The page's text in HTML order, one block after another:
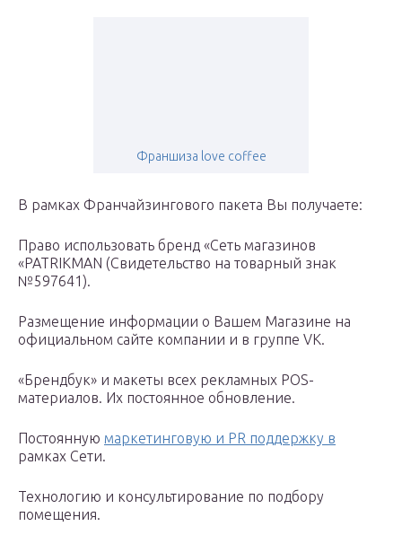
Франшиза love coffee
В рамках Франчайзингового пакета Вы получаете:
Право использовать бренд «Сеть магазинов
«PATRIKMAN (Свидетельство на товарный знак
№597641).
Размещение информации о Вашем Магазине на
официальном сайте компании и в группе VK.
«Брендбук» и макеты всех рекламных POS-
материалов. Их постоянное обновление.
Постоянную маркетинговую и PR поддержку в
рамках Сети.
Технологию и консультирование по подбору
помещения.